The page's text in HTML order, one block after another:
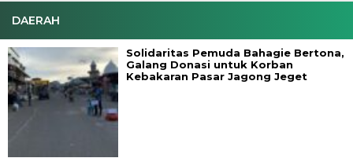
DAERAH
Solidaritas Pemuda Bahagie Bertona,
Galang Donasi untuk Korban
Kebakaran Pasar Jagong Jeget